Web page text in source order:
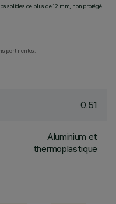
solides de plus de 12 mm, non protégé
pertinentes.
0.51
Aluminium et
thermoplastique